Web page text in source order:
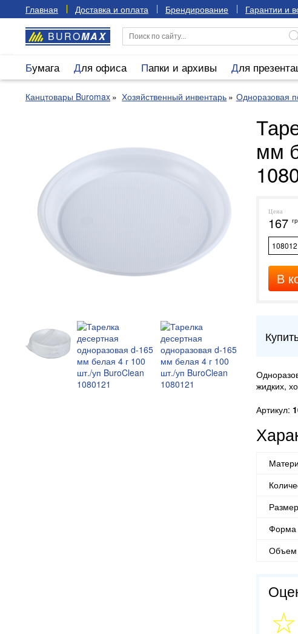
Главная Доставка и оплата Брендирование Гарантии и
BUROMAX
Бумага Для офиса Папки и архивы Для
Канцтовары Buromax Хозяйственный инвентарь Одноразовая
мм
Цена
167
В
жидких,
Артикул:
Размер
Форма
Объем